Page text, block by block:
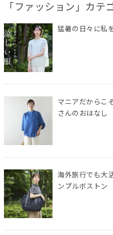
「ファッション」カテ
猛暑の日々に私
マニアだからこ
さんのおはなし
海外旅行でも大
ンプルボストン